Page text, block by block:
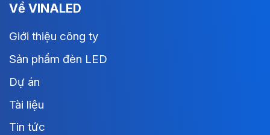
Về VINALED
Giới thiệu công ty
Sản phẩm đèn LED
Dự án
Tài liệu
Tin tức